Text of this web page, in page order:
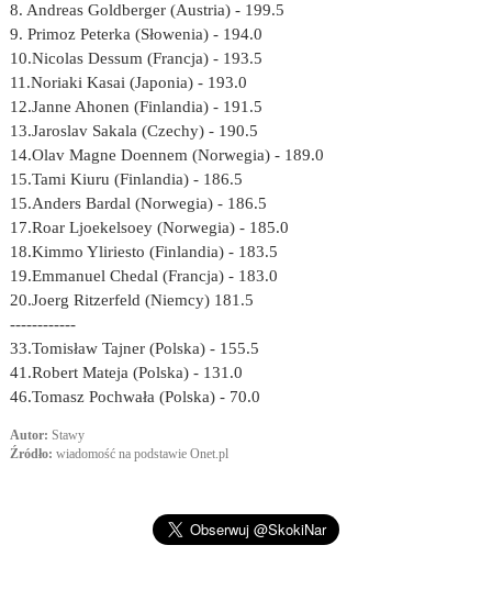
8. Andreas Goldberger (Austria) - 199.5
9. Primoz Peterka (Słowenia) - 194.0
10.Nicolas Dessum (Francja) - 193.5
11.Noriaki Kasai (Japonia) - 193.0
12.Janne Ahonen (Finlandia) - 191.5
13.Jaroslav Sakala (Czechy) - 190.5
14.Olav Magne Doennem (Norwegia) - 189.0
15.Tami Kiuru (Finlandia) - 186.5
15.Anders Bardal (Norwegia) - 186.5
17.Roar Ljoekelsoey (Norwegia) - 185.0
18.Kimmo Yliriesto (Finlandia) - 183.5
19.Emmanuel Chedal (Francja) - 183.0
20.Joerg Ritzerfeld (Niemcy) 181.5
------------
33.Tomisław Tajner (Polska) - 155.5
41.Robert Mateja (Polska) - 131.0
46.Tomasz Pochwała (Polska) - 70.0
Autor: Stawy
Źródło: wiadomość na podstawie Onet.pl